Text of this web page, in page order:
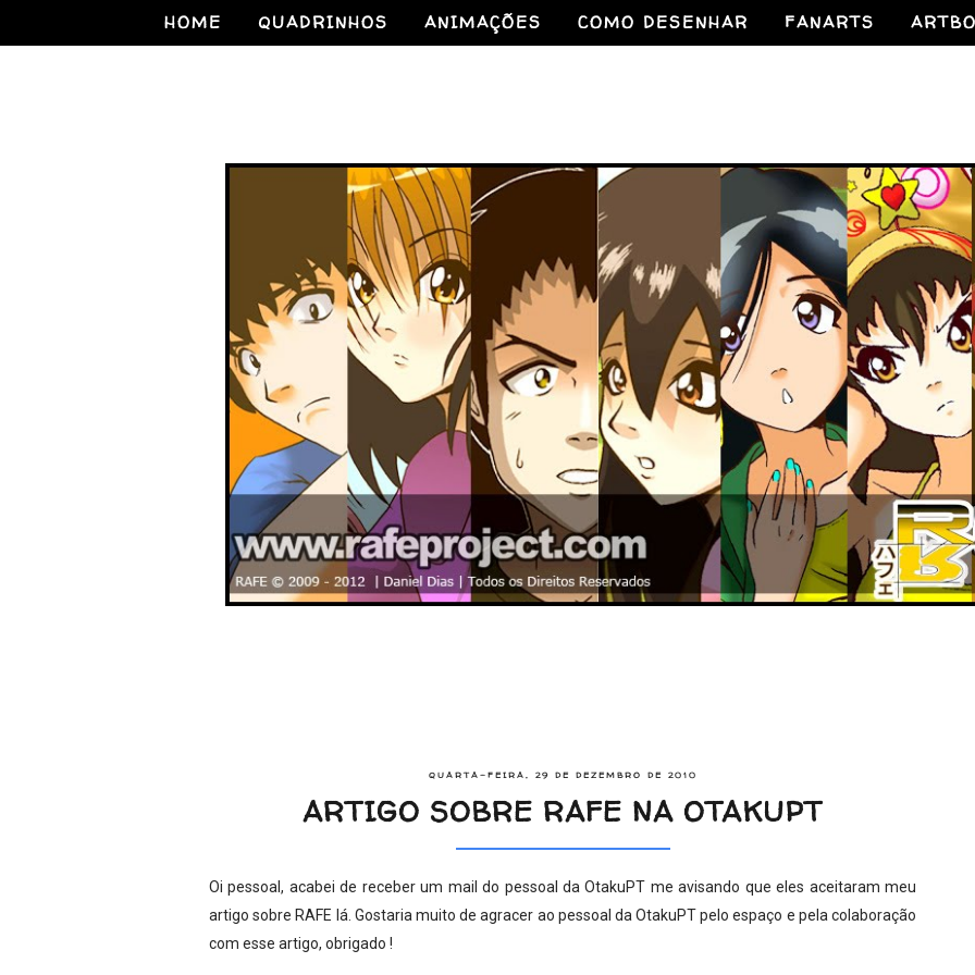
HOME QUADRINHOS ANIMAÇÕES COMO DESENHAR FANARTS
QUARTA-FEIRA, 29 DE DEZEMBRO DE 2010
ARTIGO SOBRE RAFE NA OTAKUPT
Oi pessoal, acabei de receber um mail do pessoal da OtakuPT me avisando que eles aceitaram meu
artigo sobre RAFE lá. Gostaria muito de agracer ao pessoal da OtakuPT pelo espaço e pela colaboração
com esse artigo, obrigado !